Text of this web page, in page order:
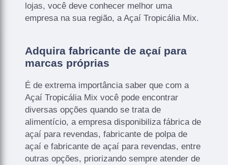
lojas, você deve conhecer melhor uma
empresa na sua região, a Açaí Tropicália Mix.
Adquira fabricante de açaí para
marcas próprias
É de extrema importância saber que com a
Açaí Tropicália Mix você pode encontrar
diversas opções quando se trata de
alimentício, a empresa disponibiliza fábrica de
açaí para revendas, fabricante de polpa de
açaí e fabricante de açaí para revendas, entre
outras opções, priorizando sempre atender de